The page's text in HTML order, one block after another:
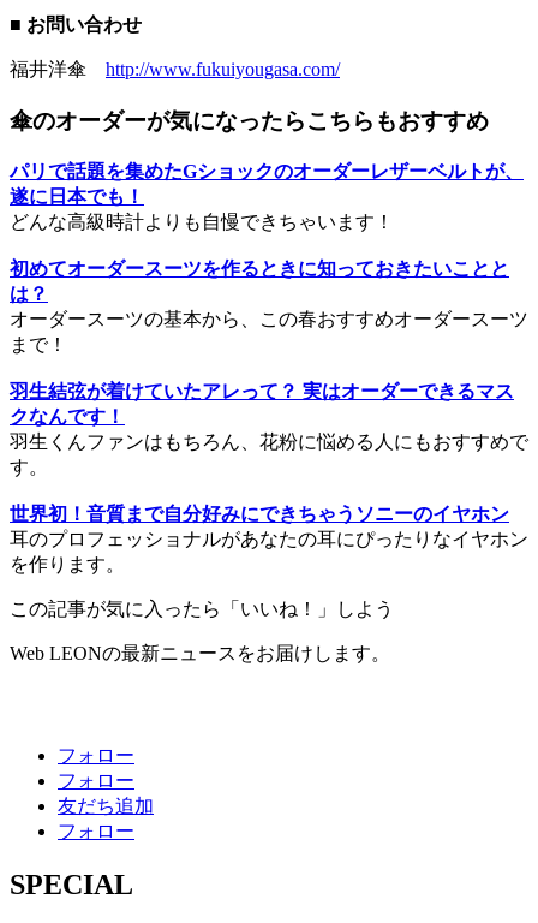
■ お問い合わせ
福井洋傘 http://www.fukuiyougasa.com/
傘のオーダーが気になったらこちらもおすすめ
パリで話題を集めたGショックのオーダーレザーベルトが、
遂に日本でも！
どんな高級時計よりも自慢できちゃいます！
初めてオーダースーツを作るときに知っておきたいことと
は？
オーダースーツの基本から、この春おすすめオーダースーツ
まで！
羽生結弦が着けていたアレって？ 実はオーダーできるマス
クなんです！
羽生くんファンはもちろん、花粉に悩める人にもおすすめで
す。
世界初！音質まで自分好みにできちゃうソニーのイヤホン
耳のプロフェッショナルがあなたの耳にぴったりなイヤホン
を作ります。
この記事が気に入ったら「いいね！」しよう
Web LEONの最新ニュースをお届けします。
フォロー
フォロー
友だち追加
フォロー
SPECIAL